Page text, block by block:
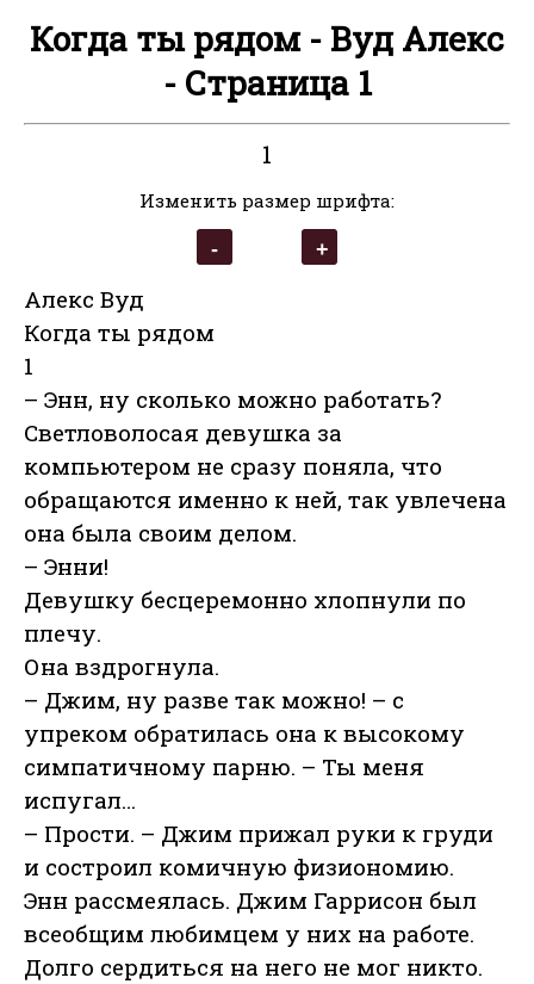
Когда ты рядом - Вуд Алекс
- Страница 1
1
Изменить размер шрифта:
Алекс Вуд
Когда ты рядом
1
– Энн, ну сколько можно работать?
Светловолосая девушка за
компьютером не сразу поняла, что
обращаются именно к ней, так увлечена
она была своим делом.
– Энни!
Девушку бесцеремонно хлопнули по
плечу.
Она вздрогнула.
– Джим, ну разве так можно! – с
упреком обратилась она к высокому
симпатичному парню. – Ты меня
испугал…
– Прости. – Джим прижал руки к груди
и состроил комичную физиономию.
Энн рассмеялась. Джим Гаррисон был
всеобщим любимцем у них на работе.
Долго сердиться на него не мог никто.